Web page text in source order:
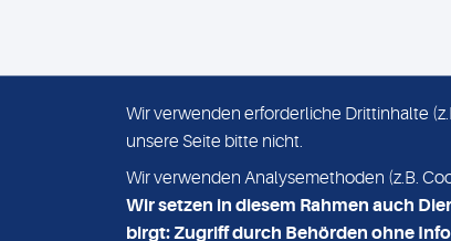
IMPRESSUM
Wir verwenden erforderliche Drittinhalte
unsere Seite bitte nicht.
Wir verwenden Analysemethoden (z.B.
Wir setzen in diesem Rahmen auch
birgt: Zugriff durch Behörden ohne